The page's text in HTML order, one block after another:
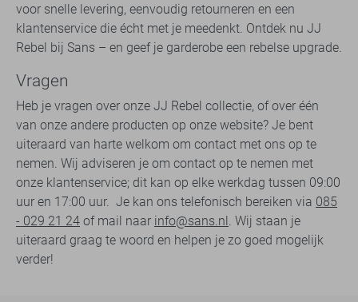
voor snelle levering, eenvoudig retourneren en een
klantenservice die écht met je meedenkt. Ontdek nu JJ
Rebel bij Sans – en geef je garderobe een rebelse upgrade.
Vragen
Heb je vragen over onze JJ Rebel collectie, of over één
van onze andere producten op onze website? Je bent
uiteraard van harte welkom om contact met ons op te
nemen. Wij adviseren je om contact op te nemen met
onze klantenservice; dit kan op elke werkdag tussen 09:00
uur en 17:00 uur. Je kan ons telefonisch bereiken via 085
- 029 21 24 of mail naar info@sans.nl. Wij staan je
uiteraard graag te woord en helpen je zo goed mogelijk
verder!